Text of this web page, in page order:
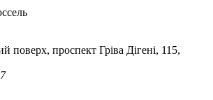
поверх, проспект Гріва Дігені, 115,